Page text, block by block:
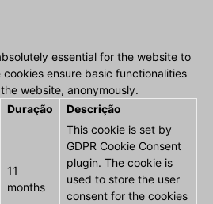
essential for the website to
ensure basic functionalities
website, anonymously.
Duração Descrição
11
months
This cookie is set by
GDPR Cookie Consent
plugin. The cookie is
used to store the user
consent for the cookies